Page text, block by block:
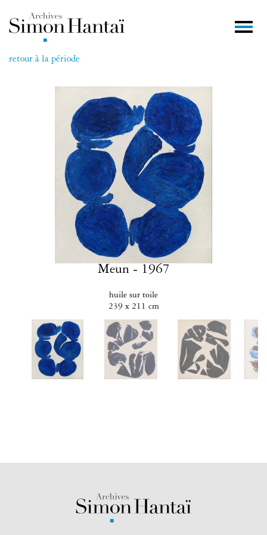
retour à la période
Meun - 1967
huile sur toile
239 x 211 cm